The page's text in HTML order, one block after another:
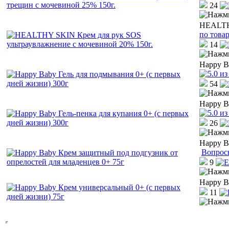
24
по
14
Happy
54
Happy
26
Happy
9
Happy
11